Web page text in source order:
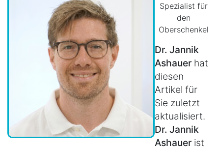
Spezialist für
den
Oberschenkel
Dr. Jannik
Ashauer hat
diesen
Artikel für
Sie zuletzt
aktualisiert.
Dr. Jannik
Ashauer ist